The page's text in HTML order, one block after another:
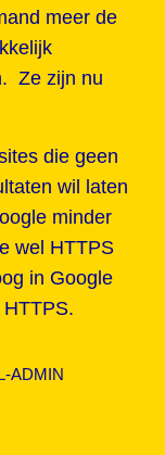
meer de
Ze zijn nu
die geen
wil laten
minder
wel HTTPS
in Google
ADMIN